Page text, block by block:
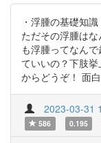
・浮腫の基礎知
ただその浮腫は
も浮腫ってなん
ていいの？下肢
からどうぞ！ 面
2023-03-31
586
0.195